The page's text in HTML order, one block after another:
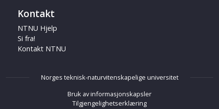
Kontakt
NTNU Hjelp
Si fra!
Kontakt NTNU
Norges teknisk-naturvitenskapelige universitet
Bruk av informasjonskapsler
Tilgjengelighetserklæring